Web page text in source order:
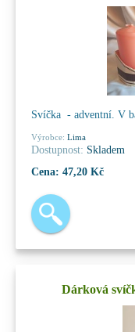
Svíčka - adventní. V
Výrobce: Lima
Dostupnost: Skladem
Cena: 47,20 Kč
Dárková